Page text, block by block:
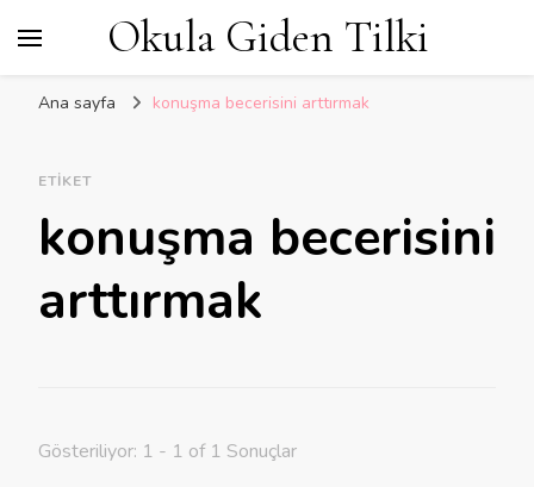
Okula Giden Tilki
Ana sayfa konuşma becerisini arttırmak
ETIKET
konuşma becerisini
arttırmak
Gösteriliyor: 1 - 1 of 1 Sonuçlar